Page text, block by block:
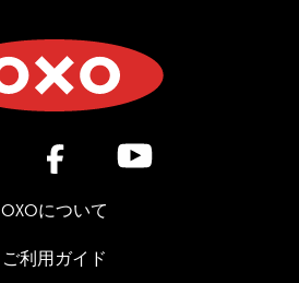
OXOについて
ご利用ガイド